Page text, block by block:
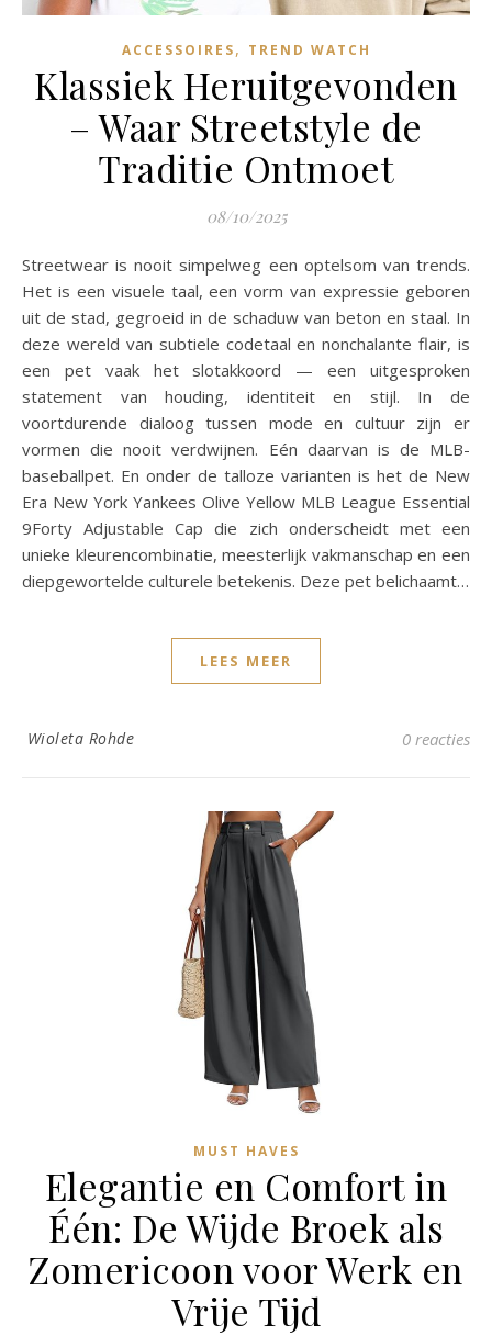
ACCESSOIRES, TREND WATCH
Klassiek Heruitgevonden
– Waar Streetstyle de
Traditie Ontmoet
08/10/2025
Streetwear is nooit simpelweg een optelsom van trends.
Het is een visuele taal, een vorm van expressie geboren
uit de stad, gegroeid in de schaduw van beton en staal. In
deze wereld van subtiele codetaal en nonchalante flair, is
een pet vaak het slotakkoord — een uitgesproken
statement van houding, identiteit en stijl. In de
voortdurende dialoog tussen mode en cultuur zijn er
vormen die nooit verdwijnen. Eén daarvan is de MLB-
baseballpet. En onder de talloze varianten is het de New
Era New York Yankees Olive Yellow MLB League Essential
9Forty Adjustable Cap die zich onderscheidt met een
unieke kleurencombinatie, meesterlijk vakmanschap en een
diepgewortelde culturele betekenis. Deze pet belichaamt…
LEES MEER
Wioleta Rohde 0 reacties
MUST HAVES
Elegantie en Comfort in
Één: De Wijde Broek als
Zomericoon voor Werk en
Vrije Tijd